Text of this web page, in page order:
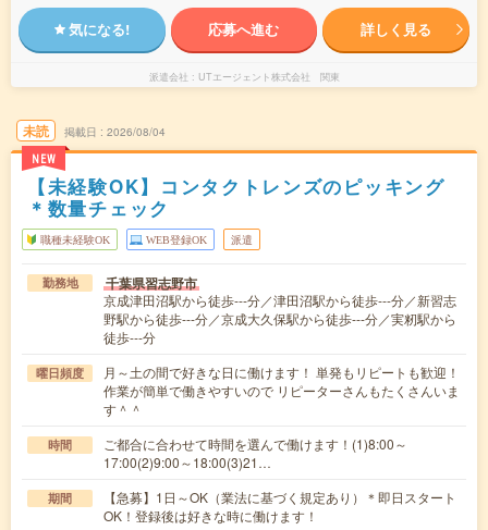
気になる! 応募へ進む 詳しく見る
派遣会社 UTエージェント株式会社 関東
未読
NEW
掲載日 2026/08/04
【未経験OK】コンタクトレンズのピッキング
＊数量チェック
職種未経験OK WEB登録OK 派遣
勤務地 千葉県習志野市
京成津田沼駅から徒歩---分／津田沼駅から徒歩---分／新習志
野駅から徒歩---分／京成大久保駅から徒歩---分／実籾駅から
徒歩---分
曜日頻度
月～土の間で好きな日に働けます！ 単発もリピートも歓迎！
作業が簡単で働きやすいので リピーターさんもたくさんいま
す＾＾
時間
ご都合に合わせて時間を選んで働けます！(1)8:00～
17:00(2)9:00～18:00(3)21…
期間
【急募】1日～OK（業法に基づく規定あり）＊即日スタート
OK！登録後は好きな時に働けます！